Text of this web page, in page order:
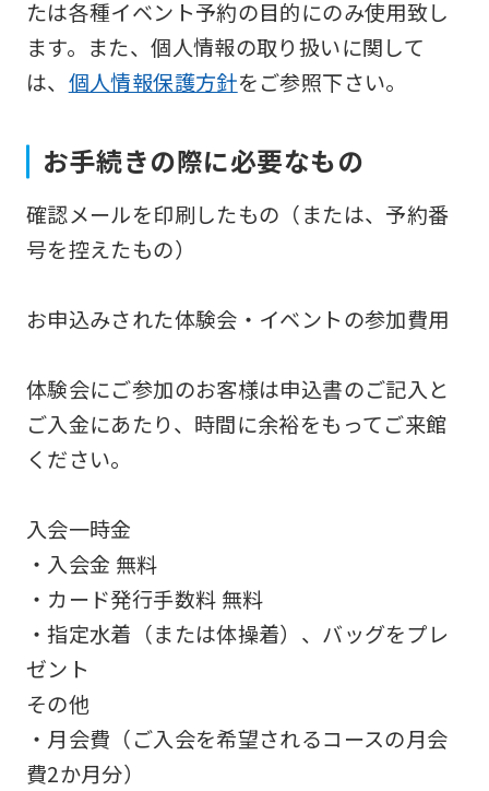
たは各種イベント予約の目的にのみ使用致し
ます。また、個人情報の取り扱いに関して
は、 個人情報保護方針をご参照下さい。
お手続きの際に必要なもの
確認メールを印刷したもの（または、予約番
号を控えたもの）
お申込みされた体験会・イベントの参加費用
体験会にご参加のお客様は申込書のご記入と
ご入金にあたり、時間に余裕をもってご来館
ください。
入会一時金
・入会金 無料
・カード発行手数料 無料
・指定水着（または体操着）、バッグをプレ
ゼント
その他
・月会費（ご入会を希望されるコースの月会
費2か月分）
version
of
this
will
be
so
may
not
The
translation
from